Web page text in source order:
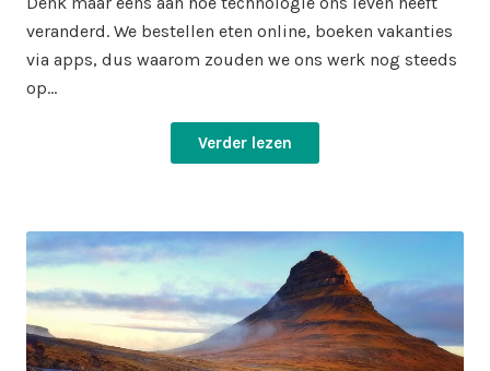
veranderd. We bestellen eten online, boeken vakanties
via apps, dus waarom zouden we ons werk nog steeds
op…
Verder lezen